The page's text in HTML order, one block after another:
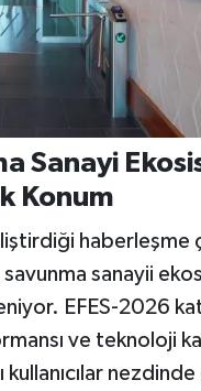
Sanayi
Konum
haberleşme
savunma sanayii
EFES-2026
ve teknoloji
kullanıcılar